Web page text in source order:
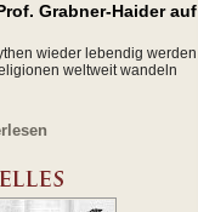
Grabner-Haider auf
wieder lebendig werden
weltweit wandeln